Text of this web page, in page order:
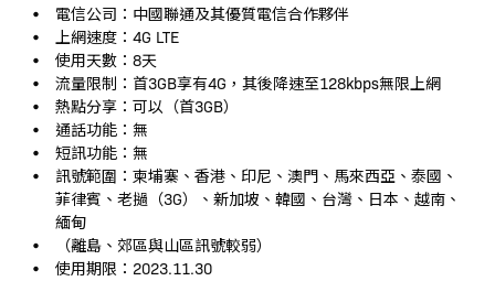
電信公司：中國聯通及其優質電信合作夥伴
上網速度：4G LTE
使用天數：8天
流量限制：首3GB享有4G，其後降速至128kbps無限上網
熱點分享：可以（首3GB）
通話功能：無
短訊功能：無
訊號範圍：柬埔寨、香港、印尼、澳門、馬來西亞、泰國、
菲律賓、老撾（3G）、新加坡、韓國、台灣、日本、越南、
緬甸
（離島、郊區與山區訊號較弱）
使用期限：2023.11.30